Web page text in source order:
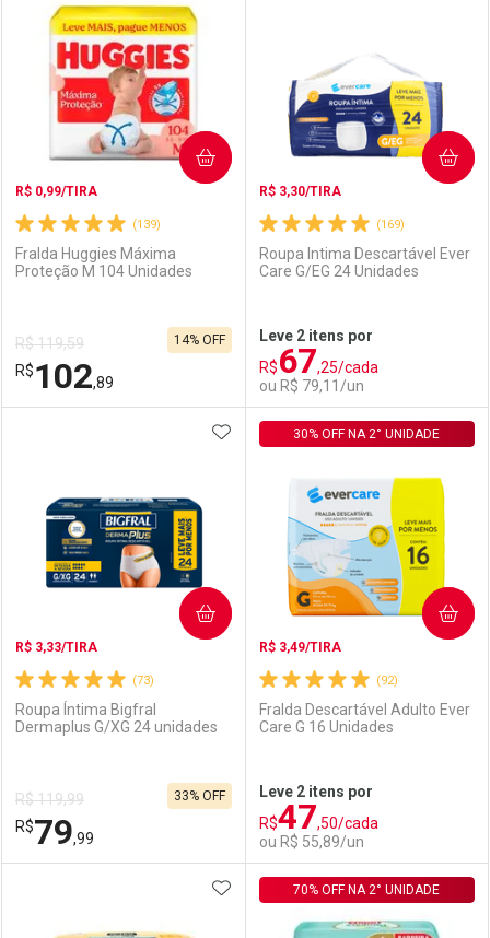
Laboratório
Comprar sem Desconto
Por R$ 119,90/cada
Por Menos
Comprar sem Desconto
Por R$ 119,90/cada
Comprar sem Desconto
Por R$ 92,09/cada
Comprar sem Desconto
Por R$ 92,09/cada
(139)
R$ 0,99/TIRA
Fralda Huggies Máxima
Proteção M 104 Unidades
R$ 119,59
R$102,89
14% OFF
COMPRAR
Laboratório
Comprar sem Desconto
Por R$ 102,89/cada
Por Menos
Comprar sem Desconto
Por R$ 102,89/cada
(169)
R$ 3,30/TIRA
Roupa Intima Descartável Ever
Care G/EG 24 Unidades
Leve 2 itens por
R$67,25/cada
ou R$ 79,11/un
COMPRAR
Laboratório
Comprar sem Desconto
Por R$ 79,11/cada
Por Menos
Comprar sem Desconto
Por R$ 79,11/cada
(73)
R$ 3,33/TIRA
Roupa Íntima Bigfral
Dermaplus G/XG 24 unidades
R$ 119,99
R$79,99
33% OFF
ADICIONAR AOS FAVORITOS
COMPRAR
FECHAR
FECHAR
(92)
R$ 3,49/TIRA
Fralda Descartável Adulto Ever
Care G 16 Unidades
30% OFF NA 2° UNIDADE
Leve 2 itens por
R$47,50/cada
ou R$ 55,89/un
COMPRAR
ADICIONAR AOS FAVORITOS
70% OFF NA 2° UNIDADE